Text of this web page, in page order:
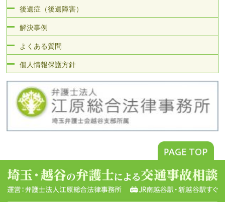
後遺症（後遺障害）
解決事例
よくある質問
個人情報保護方針